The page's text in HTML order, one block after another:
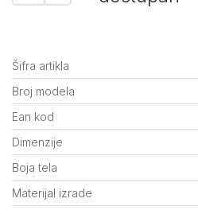
Šifra artikla
Broj modela
Ean kod
Dimenzije
Boja tela
Materijal izrade